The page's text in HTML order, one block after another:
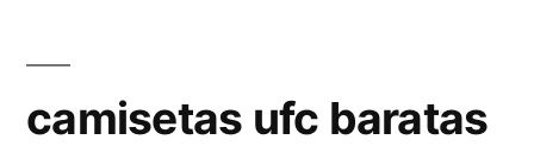
camisetas ufc baratas